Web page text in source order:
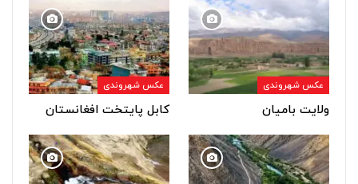
عکس شهروندی
ولایت بامیان
عکس شهروندی
کابل پایتخت افغانستان